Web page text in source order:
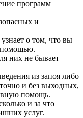
программ
и
о том, что вы
помощью.
них не бывает
из запоя либо
и без выходных,
помощь.
и за что
услуг.